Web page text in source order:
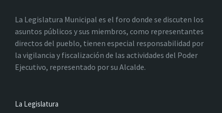
La Legislatura Municipal es el foro donde se discuten los
asuntos públicos y sus miembros, como representantes
directos del pueblo, tienen especial responsabilidad por
la vigilancia y fiscalización de las actividades del Poder
Ejecutivo, representado por su Alcalde.
La Legislatura